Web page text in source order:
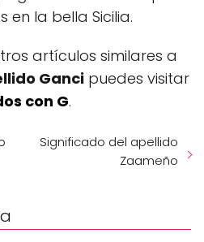
en la bella Sicilia.
artículos similares a
Ganci puedes visitar
con G.
Significado del apellido
Zaameño